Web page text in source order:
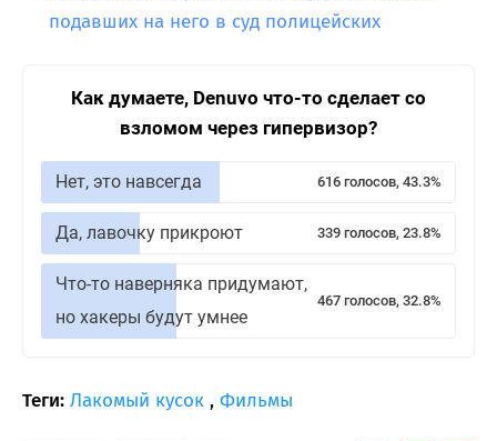
подавших на него в суд полицейских
Как думаете, Denuvo что-то сделает со
взломом через гипервизор?
Нет, это навсегда 616 голосов, 43.3%
Да, лавочку прикроют 339 голосов, 23.8%
Что-то наверняка придумают,
но хакеры будут умнее
467 голосов, 32.8%
Теги: Лакомый кусок , Фильмы